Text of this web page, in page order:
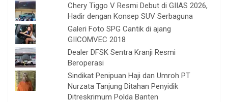
Chery Tiggo V Resmi Debut di GIIAS 2026,
Hadir dengan Konsep SUV Serbaguna
Galeri Foto SPG Cantik di ajang
GIICOMVEC 2018
Dealer DFSK Sentra Kranji Resmi
Beroperasi
Sindikat Penipuan Haji dan Umroh PT
Nurzata Tanjung Ditahan Penyidik
Ditreskrimum Polda Banten